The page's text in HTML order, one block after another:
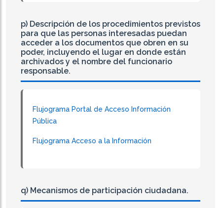
p) Descripción de los procedimientos previstos
para que las personas interesadas puedan
acceder a los documentos que obren en su
poder, incluyendo el lugar en donde están
archivados y el nombre del funcionario
responsable.
Flujograma Portal de Acceso Información
Pública
Flujograma Acceso a la Información
q) Mecanismos de participación ciudadana.